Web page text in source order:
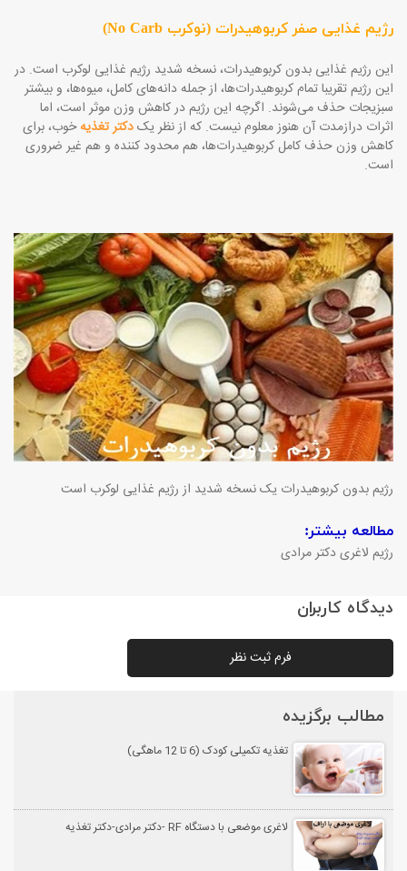
رژیم غذایی صفر کربوهیدرات (نوکرب No Carb
)
این رژیم غذایی بدون کربوهیدرات، نسخه شدید رژیم غذایی لوکرب است. در
این رژیم تقریبا تمام کربوهیدرات‌ها، از جمله دانه‌های کامل، میوه‌ها، و بیشتر
سبزیجات حذف می‌شوند. اگرچه این رژیم در کاهش وزن موثر است، اما
اثرات دراز‌مدت آن هنوز معلوم نیست. که از نظر یکدکتر تغذیهخوب، برای
کاهش وزن حذف کامل کربوهیدرات‌ها، هم محدود کننده و هم غیر ضروری
است.
رژیم بدون کربوهیدرات یک نسخه شدید از رژیم غذایی لوکرب است
مطالعه بیشتر:
رژیم لاغری دکتر مرادی
دیدگاه کاربران
فرم ثبت نظر
مطالب برگزیده
تغذیه تکمیلی کودک (6 تا 12 ماهگی)
لاغری موضعی با دستگاه RF -دکتر مرادی-دکتر تغذیه